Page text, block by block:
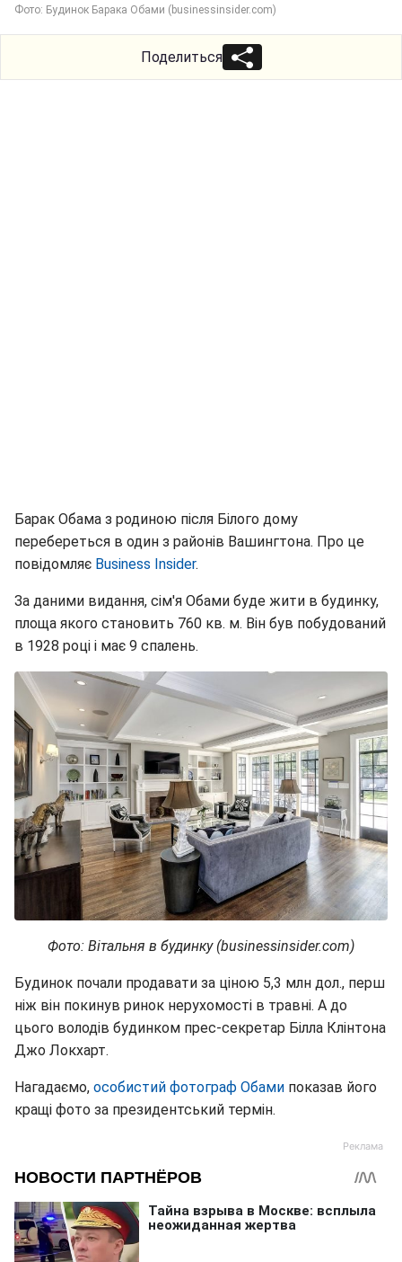
Фото: Будинок Барака Обами (businessinsider.com)
Поделиться
Барак Обама з родиною після Білого дому
перебереться в один з районів Вашингтона. Про це
повідомляє Business Insider.
За даними видання, сім'я Обами буде жити в будинку,
площа якого становить 760 кв. м. Він був побудований
в 1928 році і має 9 спалень.
Фото: Вітальня в будинку (businessinsider.com)
Будинок почали продавати за ціною 5,3 млн дол., перш
ніж він покинув ринок нерухомості в травні. А до
цього володів будинком прес-секретар Білла Клінтона
Джо Локхарт.
Нагадаємо, особистий фотограф Обами показав його
кращі фото за президентський термін.